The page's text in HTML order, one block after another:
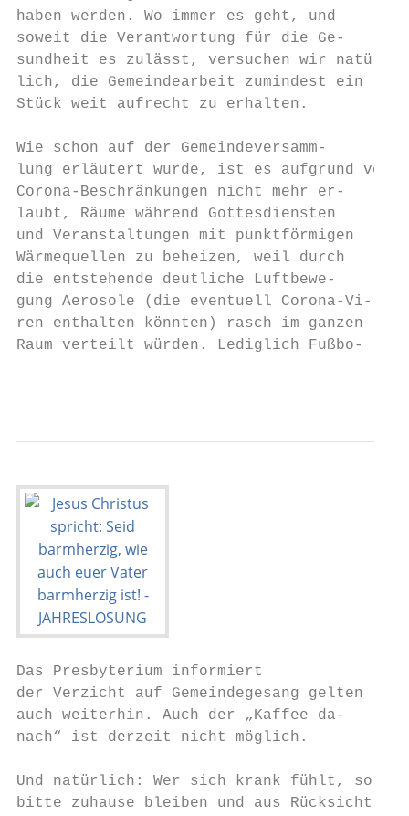
haben werden. Wo immer es geht, und
soweit die Verantwortung für die Ge-
sundheit es zulässt, versuchen wir
lich, die Gemeindearbeit zumindest ein
Stück weit aufrecht zu erhalten.
Wie schon auf der Gemeindeversamm-
lung erläutert wurde, ist es aufgrund von
Corona-Beschränkungen nicht mehr er-
laubt, Räume während Gottesdiensten
und Veranstaltungen mit punktförmigen
Wärmequellen zu beheizen, weil durch
die entstehende deutliche Luftbewe-
gung Aerosole (die eventuell Corona-Vi-
ren enthalten könnten) rasch im
Raum verteilt würden. Lediglich Fußbo-
Das Presbyterium informiert
der Verzicht auf Gemeindegesang gelten
auch weiterhin. Auch der „Kaffee da-
nach“ ist derzeit nicht möglich.
Und natürlich: Wer sich krank fühlt, soll
bitte zuhause bleiben und aus Rücksicht